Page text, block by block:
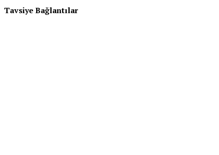
Tavsiye Bağlantılar